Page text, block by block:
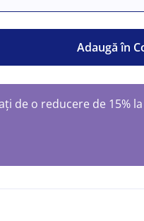
Adaugă în
de o reducere de 15%